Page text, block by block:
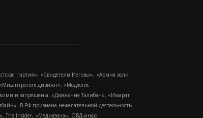
партия», «Свидетели Иеговы», «Армия воли
дивижн», «Меджлис
и запрещены: «Движение Талибан», «Имарат
В РФ признана нежелательной деятельность
The Insider, «Медиазона», ОВД-инфо.